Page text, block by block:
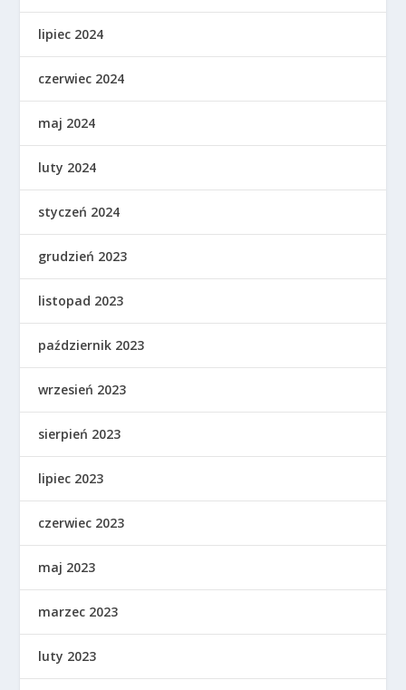
lipiec 2024
czerwiec 2024
maj 2024
luty 2024
styczeń 2024
grudzień 2023
listopad 2023
październik 2023
wrzesień 2023
sierpień 2023
lipiec 2023
czerwiec 2023
maj 2023
marzec 2023
luty 2023